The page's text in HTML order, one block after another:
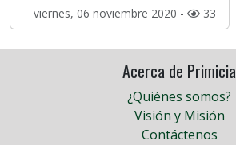
viernes, 06 noviembre 2020 - 33
Acerca de Primicia
¿Quiénes somos?
Visión y Misión
Contáctenos